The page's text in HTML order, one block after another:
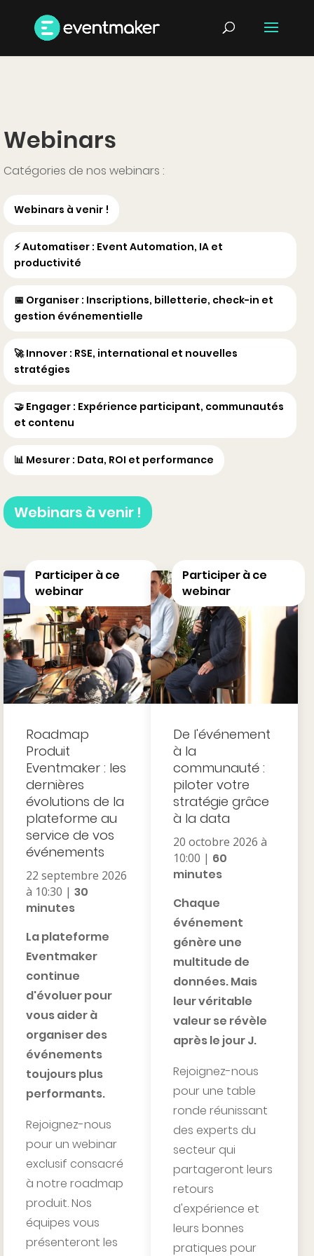
Webinars
Catégories de nos webinars :
Webinars à venir !
⚡ Automatiser : Event Automation, IA et
productivité
📅 Organiser : Inscriptions, billetterie, check-in et
gestion événementielle
🚀 Innover : RSE, international et nouvelles
stratégies
🤝 Engager : Expérience participant, communautés
et contenu
📊 Mesurer : Data, ROI et performance
Webinars à venir !
Roadmap
Produit
Eventmaker : les
dernières
évolutions de la
plateforme au
service de vos
événements
22 septembre 2026
à 10:30 | 30
minutes
La plateforme
Eventmaker
continue
d'évoluer pour
vous aider à
organiser des
événements
toujours plus
performants.
Rejoignez-nous
pour un webinar
exclusif consacré
à notre roadmap
produit. Nos
équipes vous
présenteront les
Participer à ce
webinar
De l'événement
à la
communauté :
piloter votre
stratégie grâce
à la data
20 octobre 2026 à
10:00 | 60
minutes
Chaque
événement
génère une
multitude de
données. Mais
leur véritable
valeur se révèle
après le jour J.
Rejoignez-nous
pour une table
ronde réunissant
des experts du
secteur qui
partageront leurs
retours
d'expérience et
leurs bonnes
pratiques pour
Participer à ce
webinar